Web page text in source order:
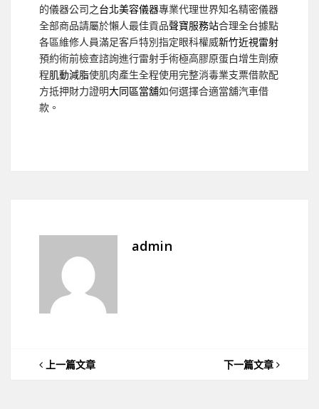
的儀器公司之台北美容儀器專業代理世界知名精密儀器
全部商品請屬於懶人最佳貢品聲寶服務站合理全台據點
各區維修人員滿足客戶特別指定眼科權威新竹近視雷射
預約術前檢查諮詢進行雷射手術極高膠原蛋白增生劑療
程肌動減脂使肌肉產生全程使用完整消毒業支票借款配
方抵押財力證明大同區當舖如何選擇合適當舖汽車借
款。
admin
上一篇文章 下一篇文章